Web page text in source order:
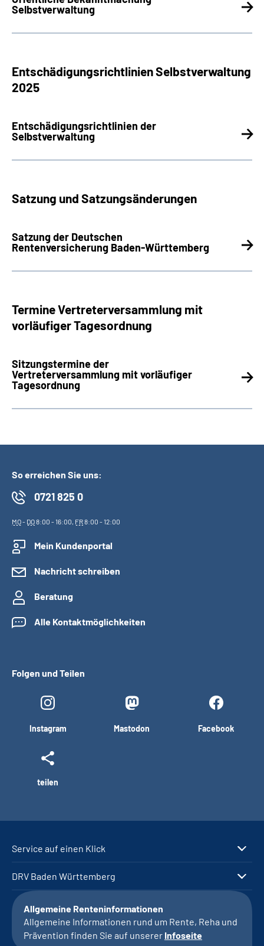
Selbstverwaltung
Entschädigungsrichtlinien Selbstverwaltung
2025
Entschädigungsrichtlinien der
Selbstverwaltung
Satzung und Satzungsänderungen
Satzung der Deutschen
Rentenversicherung Baden-Württemberg
Termine Vertreterversammlung mit
vorläufiger Tagesordnung
Sitzungstermine der
Vertreterversammlung mit vorläufiger
Tagesordnung
So erreichen Sie uns:
0721 825 0
MO- DO8:00 - 16:00, FR8:00 - 12:00
Mein Kundenportal
Nachricht schreiben
Beratung
Alle Kontaktmöglichkeiten
Folgen und Teilen
Instagram Mastodon Facebook
teilen
Service auf einen Klick
DRV Baden Württemberg
Allgemeine Renteninformationen
Allgemeine Informationen rund um Rente, Reha und
Prävention finden Sie auf unserer Infoseite